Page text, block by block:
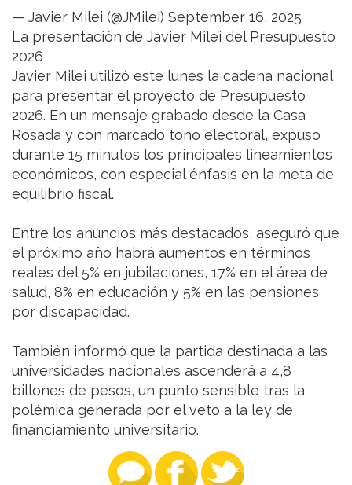
— Javier Milei (@JMilei) September 16, 2025
La presentación de Javier Milei del Presupuesto
2026
Javier Milei utilizó este lunes la cadena nacional
para presentar el proyecto de Presupuesto
2026. En un mensaje grabado desde la Casa
Rosada y con marcado tono electoral, expuso
durante 15 minutos los principales lineamientos
económicos, con especial énfasis en la meta de
equilibrio fiscal.
Entre los anuncios más destacados, aseguró que
el próximo año habrá aumentos en términos
reales del 5% en jubilaciones, 17% en el área de
salud, 8% en educación y 5% en las pensiones
por discapacidad.
También informó que la partida destinada a las
universidades nacionales ascenderá a 4,8
billones de pesos, un punto sensible tras la
polémica generada por el veto a la ley de
financiamiento universitario.